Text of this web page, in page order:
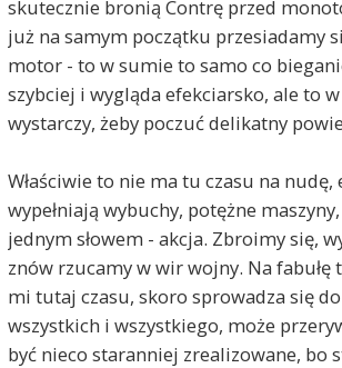
skutecznie bronią Contrę przed
już na samym początku przesiadamy
motor - to w sumie to samo co
szybciej i wygląda efekciarsko, ale to w
wystarczy, żeby poczuć delikatny
Właściwie to nie ma tu czasu na nudę,
wypełniają wybuchy, potężne
jednym słowem - akcja. Zbroimy się,
znów rzucamy w wir wojny. Na fabułę
mi tutaj czasu, skoro sprowadza się
wszystkich i wszystkiego, może
być nieco staranniej zrealizowane, bo